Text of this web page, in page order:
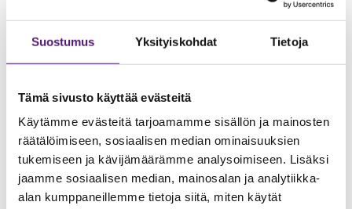
Suostumus Yksityiskohdat Tietoja
Tämä sivusto käyttää evästeitä
Käytämme evästeitä tarjoamamme sisällön ja mainosten
räätälöimiseen, sosiaalisen median ominaisuuksien
tukemiseen ja kävijämäärämme analysoimiseen. Lisäksi
jaamme sosiaalisen median, mainosalan ja analytiikka-
alan kumppaneillemme tietoja siitä, miten käytät
Lemmikkieläinmaksu H5A
30.00 €
13.5 %